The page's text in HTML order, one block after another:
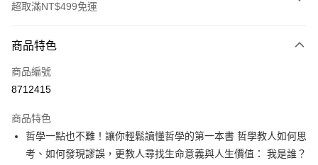
超取滿NT$499免運
信用卡一次付款
ATM付款
運送方式
付款後全家取貨
每筆NT$60，滿NT$499(含以上)免運費
商品特色
商品編號
8712415
商品特色
哲學一點也不難！讓你輕鬆讀懂哲學的第一本書 哲學教人如何思
考、如何發現謬誤，更教人尋找生命意義與人生價值： 我是誰？